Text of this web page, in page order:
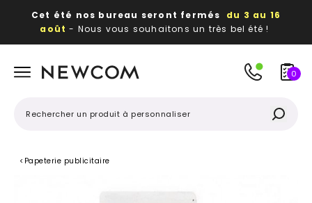
Cet été nos bureau seront fermés du 3 au 16
août - Nous vous souhaitons un très bel été !
publicitaires
0
< Papeterie publicitaire